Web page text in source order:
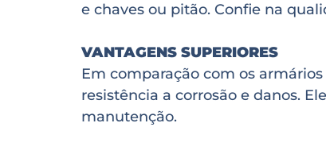
e chaves ou pitão. Confie na
VANTAGENS SUPERIORES
Em comparação com os
resistência a corrosão e danos.
manutenção.